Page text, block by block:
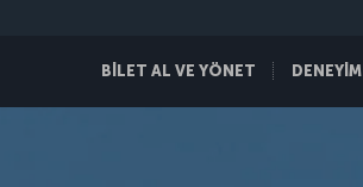
BİLET AL VE YÖNET DENEYİM